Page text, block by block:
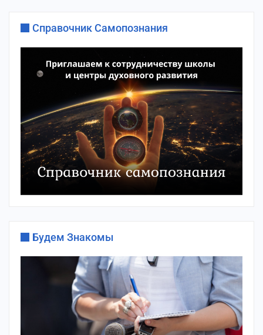
Справочник Самопознания
Будем Знакомы